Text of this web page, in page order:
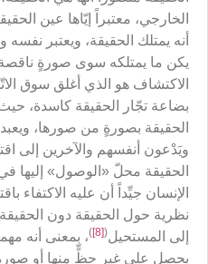
الخارجي، معتبراً إيّاها عين
أنه يمتلك الحقيقة، ويعتبر
يكن ما يمتلكه سوى صورةٍ
الاكتشاف هو الذي أغلق سوق
بضاعة تجّار الحقيقة كاسدة،
الحقيقة بصورةٍ من صورها،
ويَدْعون أنفسهم والآخرين إلى
الحقيقة محلّ «الوصول» إليها
الإنسان جيِّداً أن عليه الاكتفاء
نظرية حول الحقيقة دون
إلى المستحيل(
[8]
)، بمعنى أنه
يحصل على غير حظٍّ منها أو صورة